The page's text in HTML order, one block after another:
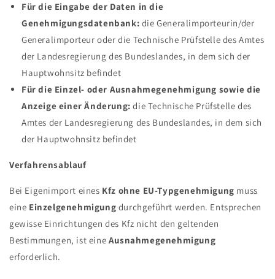
Für die Eingabe der Daten in die
Genehmigungsdatenbank: die Generalimporteurin/der
Generalimporteur oder die Technische Prüfstelle des Amtes
der Landesregierung des Bundeslandes, in dem sich der
Hauptwohnsitz befindet
Für die Einzel- oder Ausnahmegenehmigung sowie die
Anzeige einer Änderung: die Technische Prüfstelle des
Amtes der Landesregierung des Bundeslandes, in dem sich
der Hauptwohnsitz befindet
Verfahrensablauf
Bei Eigenimport eines Kfz ohne EU-Typgenehmigung muss
eine Einzelgenehmigung durchgeführt werden. Entsprechen
gewisse Einrichtungen des Kfz nicht den geltenden
Bestimmungen, ist eine Ausnahmegenehmigung
erforderlich.